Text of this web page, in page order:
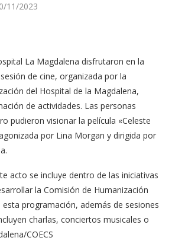
11/2023
La Magdalena disfrutaron en la
de cine, organizada por la
del Hospital de la Magdalena,
de actividades. Las personas
pudieron visionar la película «Celeste
por Lina Morgan y dirigida por
acto se incluye dentro de las iniciativas
la Comisión de Humanización
programación, además de sesiones
charlas, conciertos musicales o
COECS